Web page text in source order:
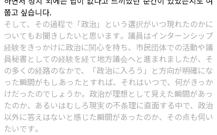
쭙고 싶습니다.
そして、その過程で「政治」という選択がいつ現れたのかに
ついてもお聞きしたいと思います。議員はインターンシップ
経験をきっかけに政治に関心を持ち、市民団体での活動や議
員秘書としての経験を経て地方議会へと進まれましたが、そ
の多くの経路のなかで、「政治に入ろう」と方向が明確にな
った瞬間がもしあったとすれば、それはいつで、何がきっか
けだったのでしょうか。政治が理想として見えた瞬間があっ
たのか、あるいはむしろ現実の不条理に直面する中で、政治
以外に答えはないと感じた瞬間があったのか、その点も伺い
たいです。